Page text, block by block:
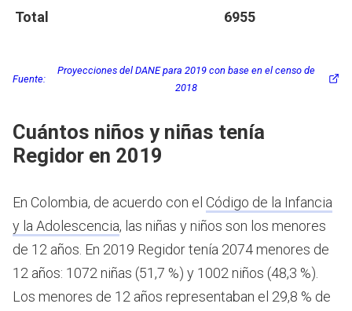
Total 6955
Fuente:
Proyecciones del DANE para 2019 con base en el censo de
2018
Cuántos niños y niñas tenía
Regidor en 2019
En Colombia, de acuerdo con el Código de la Infancia
y la Adolescencia, las niñas y niños son los menores
de 12 años. En 2019 Regidor tenía 2074 menores de
12 años: 1072 niñas (51,7 %) y 1002 niños (48,3 %).
Los menores de 12 años representaban el 29,8 % de